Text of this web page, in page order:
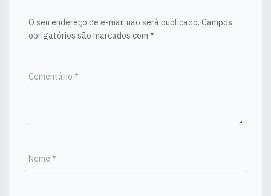
O seu endereço de e-mail não será publicado. Campos
obrigatórios são marcados com *
Comentário *
Nome *